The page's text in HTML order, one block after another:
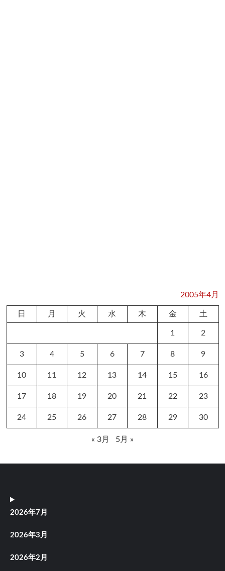
2005年4月
日 月 火 水 木 金 土
1 2
3 4 5 6 7 8 9
10 11 12 13 14 15 16
17 18 19 20 21 22 23
24 25 26 27 28 29 30
« 3月 5月 »
2026年7月
2026年3月
2026年2月